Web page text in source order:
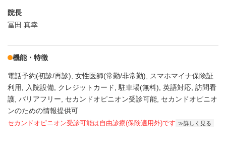
院長
冨田 真幸
機能・特徴
電話予約(初診/再診) 女性医師(常勤/非常勤)
スマホマイナ保険証
利用
入院設備 クレジットカード 駐車場(無料) 英語対応 訪問看
護 バリアフリー セカンドオピニオン受診可能 セカンドオピニオ
ンのための情報提供可
セカンドオピニオン受診可能は自由診療(保険適用外)です 詳しく見る